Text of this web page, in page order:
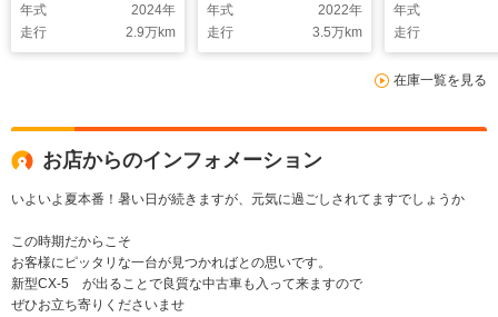
年式
2024年
走行
2.9万km
年式
2022年
走行
3.5万km
年式
走行
在庫一覧を見る
お店からのインフォメーション
いよいよ夏本番！暑い日が続きますが、元気に過ごしされてますでしょうか
この時期だからこそ
お客様にピッタリな一台が見つかればとの思いです。
新型CX-5 が出ることで良質な中古車も入って来ますので
ぜひお立ち寄りくださいませ